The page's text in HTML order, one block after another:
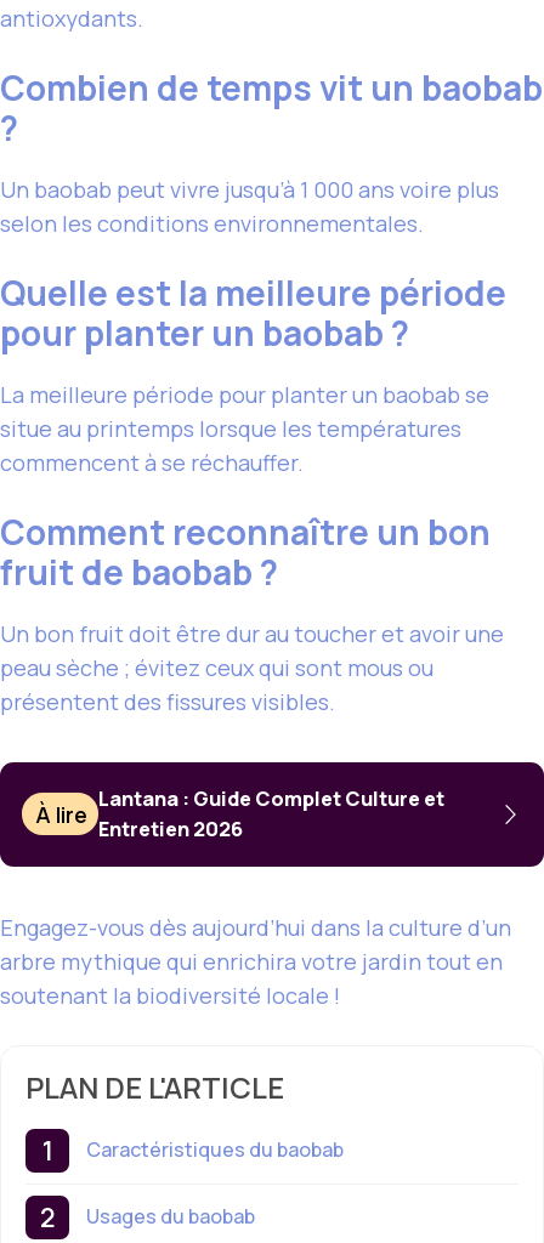
antioxydants.
Combien de temps vit un baobab
?
Un baobab peut vivre jusqu’à 1 000 ans voire plus
selon les conditions environnementales.
Quelle est la meilleure période
pour planter un baobab ?
La meilleure période pour planter un baobab se
situe au printemps lorsque les températures
commencent à se réchauffer.
Comment reconnaître un bon
fruit de baobab ?
Un bon fruit doit être dur au toucher et avoir une
peau sèche ; évitez ceux qui sont mous ou
présentent des fissures visibles.
À lire
Lantana : Guide Complet Culture et
Entretien 2026
Engagez-vous dès aujourd’hui dans la culture d’un
arbre mythique qui enrichira votre jardin tout en
soutenant la biodiversité locale !
PLAN DE L'ARTICLE
Caractéristiques du baobab
Usages du baobab